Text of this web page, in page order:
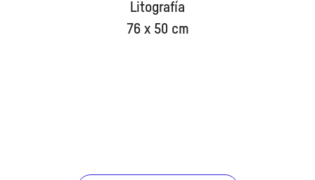
Litografía
76 x 50 cm